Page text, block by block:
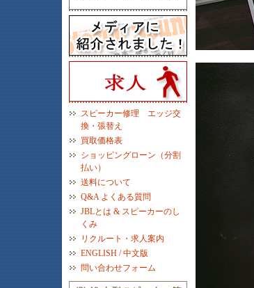
スピーカー修理 エッジ交
換・張替え
買取価格表
ショッピングローン（分割
払い）
送料について
Q&A よくある質問
JBLとは & スピーカーのし
くみ
リクルート・求人案内
ENGLISH / 中文版
問い合わせフォーム